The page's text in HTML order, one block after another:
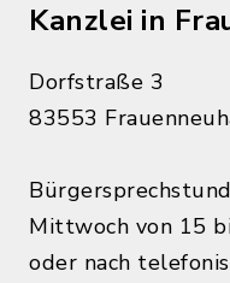
Kanzlei in
Dorfstraße 3
83553
Mittwoch von 15
oder nach